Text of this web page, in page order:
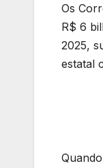
Os
R$ 6
2025,
estatal